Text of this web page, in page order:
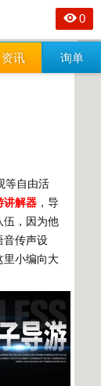
资讯 询单
0
等自由活
讲解器 ，导
伍，因为他
音传声设
里小编向大